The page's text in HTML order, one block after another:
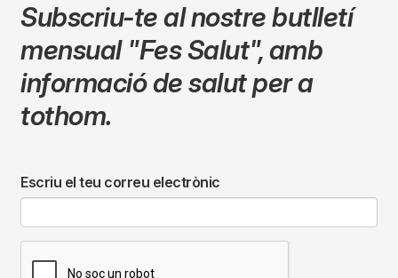
Subscriu-te al nostre butlletí
mensual "Fes Salut",amb
informació de salut per a
tothom.
Escriu el teu correu electrònic